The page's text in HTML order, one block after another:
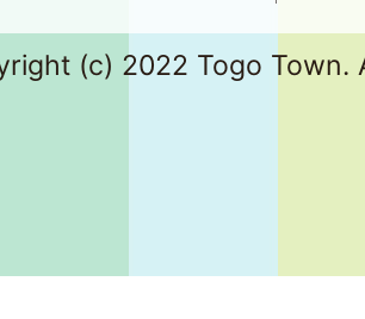
(c) 2022 Togo Town.